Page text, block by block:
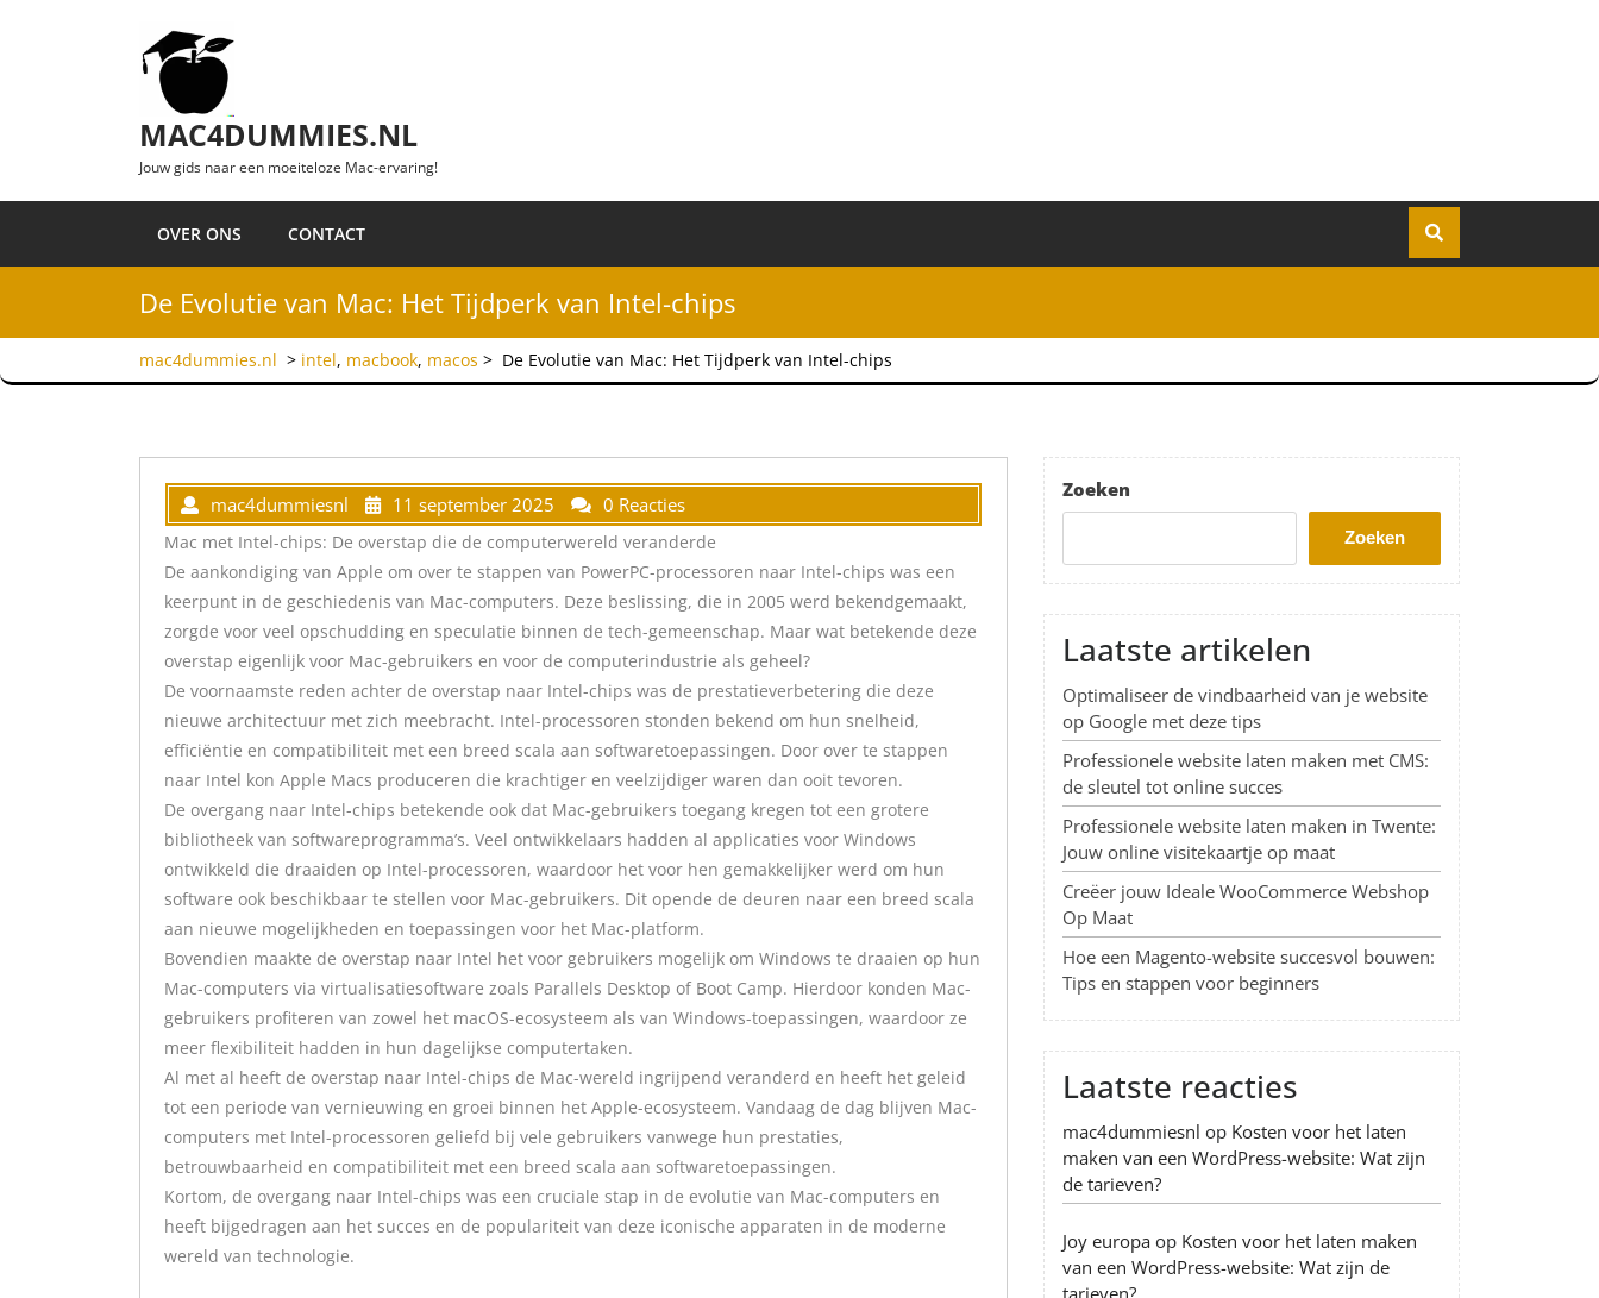
MAC4DUMMIES.NL
Jouw gids naar een moeiteloze Mac-ervaring!
OVER ONS CONTACT
De Evolutie van Mac: Het Tijdperk van Intel-chips
mac4dummies.nl > intel, macbook, macos > De Evolutie van Mac: Het Tijdperk van Intel-chips
mac4dummiesnl 11 september 2025 0 Reacties
Mac met Intel-chips: De overstap die de computerwereld veranderde
De aankondiging van Apple om over te stappen van PowerPC-processoren naar Intel-chips was een
keerpunt in de geschiedenis van Mac-computers. Deze beslissing, die in 2005 werd bekendgemaakt,
zorgde voor veel opschudding en speculatie binnen de tech-gemeenschap. Maar wat betekende deze
overstap eigenlijk voor Mac-gebruikers en voor de computerindustrie als geheel?
De voornaamste reden achter de overstap naar Intel-chips was de prestatieverbetering die deze
nieuwe architectuur met zich meebracht. Intel-processoren stonden bekend om hun snelheid,
efficiëntie en compatibiliteit met een breed scala aan softwaretoepassingen. Door over te stappen
naar Intel kon Apple Macs produceren die krachtiger en veelzijdiger waren dan ooit tevoren.
De overgang naar Intel-chips betekende ook dat Mac-gebruikers toegang kregen tot een grotere
bibliotheek van softwareprogramma’s. Veel ontwikkelaars hadden al applicaties voor Windows
ontwikkeld die draaiden op Intel-processoren, waardoor het voor hen gemakkelijker werd om hun
software ook beschikbaar te stellen voor Mac-gebruikers. Dit opende de deuren naar een breed scala
aan nieuwe mogelijkheden en toepassingen voor het Mac-platform.
Bovendien maakte de overstap naar Intel het voor gebruikers mogelijk om Windows te draaien op hun
Mac-computers via virtualisatiesoftware zoals Parallels Desktop of Boot Camp. Hierdoor konden Mac-
gebruikers profiteren van zowel het macOS-ecosysteem als van Windows-toepassingen, waardoor ze
meer flexibiliteit hadden in hun dagelijkse computertaken.
Al met al heeft de overstap naar Intel-chips de Mac-wereld ingrijpend veranderd en heeft het geleid
tot een periode van vernieuwing en groei binnen het Apple-ecosysteem. Vandaag de dag blijven Mac-
computers met Intel-processoren geliefd bij vele gebruikers vanwege hun prestaties,
betrouwbaarheid en compatibiliteit met een breed scala aan softwaretoepassingen.
Kortom, de overgang naar Intel-chips was een cruciale stap in de evolutie van Mac-computers en
heeft bijgedragen aan het succes en de populariteit van deze iconische apparaten in de moderne
wereld van technologie.
Zoeken
Zoeken
Laatste artikelen
Optimaliseer de vindbaarheid van je website
op Google met deze tips
Professionele website laten maken met CMS:
de sleutel tot online succes
Professionele website laten maken in Twente:
Jouw online visitekaartje op maat
Creëer jouw Ideale WooCommerce Webshop
Op Maat
Hoe een Magento-website succesvol bouwen:
Tips en stappen voor beginners
Laatste reacties
mac4dummiesnl op Kosten voor het laten
maken van een WordPress-website: Wat zijn
de tarieven?
Joy europa op Kosten voor het laten maken
van een WordPress-website: Wat zijn de
tarieven?